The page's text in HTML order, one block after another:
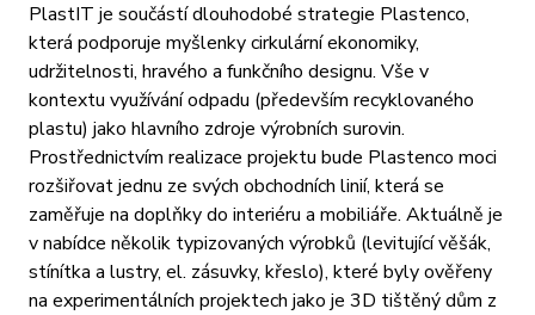
PlastIT je součástí dlouhodobé strategie Plastenco,
která podporuje myšlenky cirkulární ekonomiky,
udržitelnosti, hravého a funkčního designu. Vše v
kontextu využívání odpadu (především recyklovaného
plastu) jako hlavního zdroje výrobních surovin.
Prostřednictvím realizace projektu bude Plastenco moci
rozšiřovat jednu ze svých obchodních linií, která se
zaměřuje na doplňky do interiéru a mobiliáře. Aktuálně je
v nabídce několik typizovaných výrobků (levitující věšák,
stínítka a lustry, el. zásuvky, křeslo), které byly ověřeny
na experimentálních projektech jako je 3D tištěný dům z